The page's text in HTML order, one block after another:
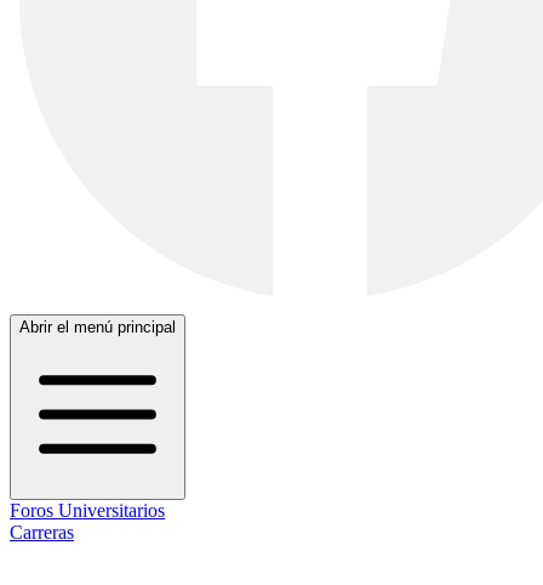
Abrir el menú principal
Foros Universitarios
Carreras